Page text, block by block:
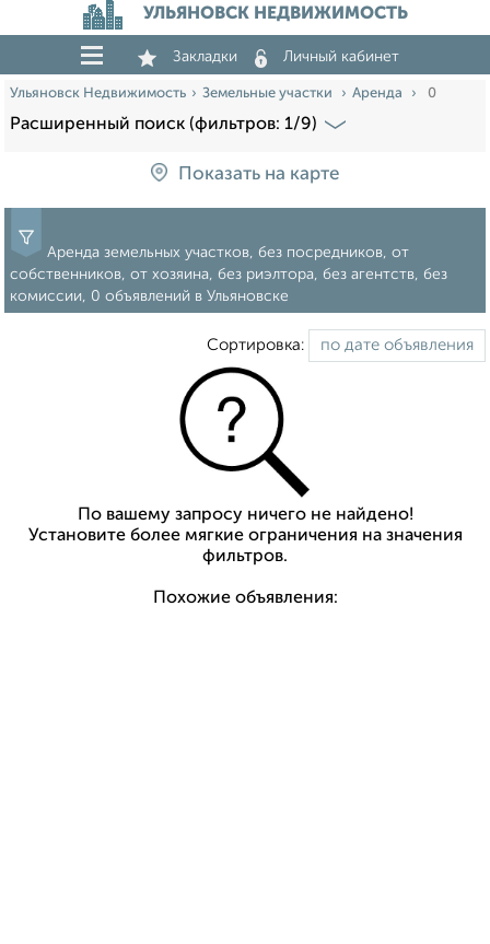
УЛЬЯНОВСК НЕДВИЖИМОСТЬ
Закладки Личный кабинет
Ульяновск Недвижимость Земельные участки Аренда 0
Расширенный поиск (фильтров: 1/9)
Показать на карте
Аренда земельных участков, без посредников, от
собственников, от хозяина, без риэлтора, без агентств, без
комиссии, 0 объявлений в Ульяновске
Сортировка:
По вашему запросу ничего не найдено!
Установите более мягкие ограничения на значения
фильтров.
Похожие объявления: